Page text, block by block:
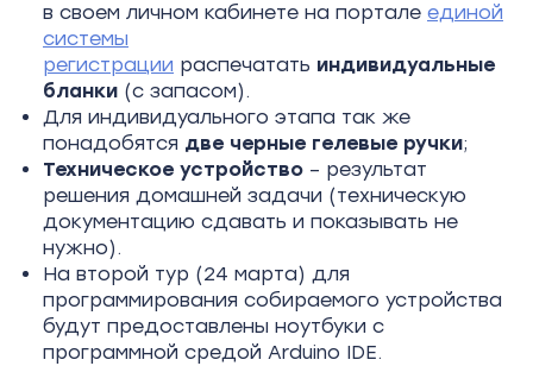
в своем личном кабинете на портале единой
системы
регистрации распечатать индивидуальные
бланки (с запасом).
Для индивидуального этапа так же
понадобятся две черные гелевые ручки;
Техническое устройство – результат
решения домашней задачи (техническую
документацию сдавать и показывать не
нужно).
На второй тур (24 марта) для
программирования собираемого устройства
будут предоставлены ноутбуки с
программной средой Arduino IDE.